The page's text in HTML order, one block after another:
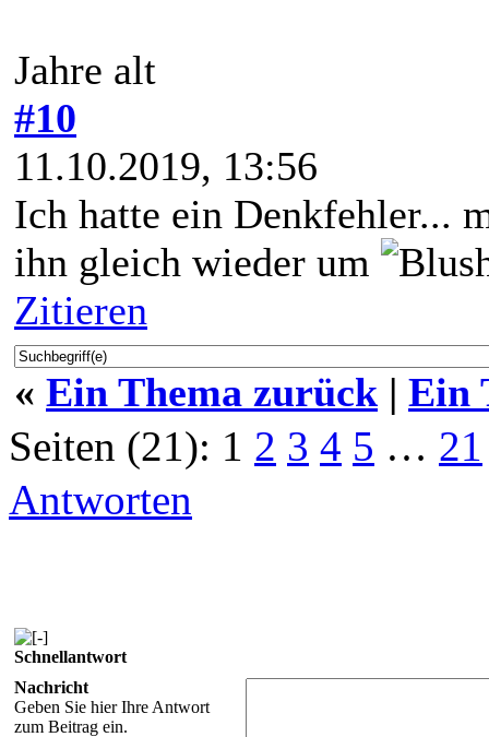
Jahre alt
#10
11.10.2019, 13:56
Ich hatte ein Denkfehler...
ihn gleich wieder um
Zitieren
« Ein Thema zurück | Ein
Seiten (21): 1 2 3 4 5 … 21
Antworten
Schnellantwort
Nachricht
Geben Sie hier Ihre Antwort
zum Beitrag ein.